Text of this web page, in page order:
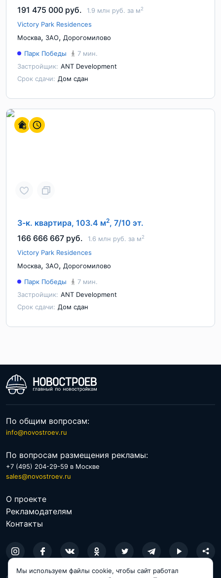
191 475 000 руб.
1.9 млн руб. за м2
Victory Park Residences
Москва, ЗАО, Дорогомилово
Парк Победы
7 мин.
Застройщик: ANT Development
Срок сдачи: Дом сдан
3-к. квартира, 103.4 м2, 7/10 эт.
166 666 667 руб.
1.6 млн руб. за м2
Victory Park Residences
Москва, ЗАО, Дорогомилово
Парк Победы
7 мин.
Застройщик: ANT Development
Срок сдачи: Дом сдан
По общим вопросам:
info@novostroev.ru
По вопросам размещения рекламы:
+7 (495) 204-29-59 в Москве
sales@novostroev.ru
О проекте
Рекламодателям
Контакты
Мы используем файлы cookie, чтобы сайт работал